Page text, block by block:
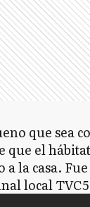
que sea
el
la casa.
local